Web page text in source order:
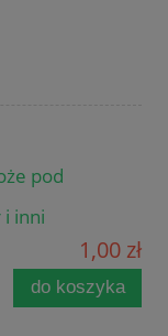
pod
i inni
1,00 zł
do koszyka